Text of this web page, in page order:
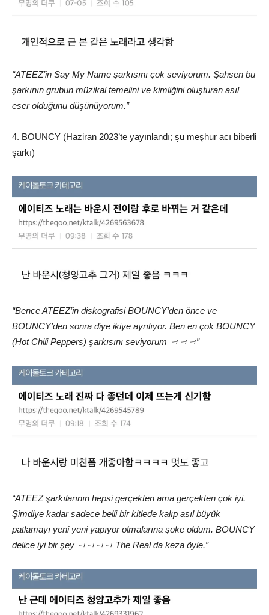
“ATEEZ’in Say My Name şarkısını çok seviyorum. Şahsen bu
şarkının grubun müzikal temelini ve kimliğini oluşturan asıl
eser olduğunu düşünüyorum.”
4. BOUNCY (Haziran 2023’te yayınlandı; şu meşhur acı biberli
şarkı)
“Bence ATEEZ’in diskografisi BOUNCY’den önce ve
BOUNCY’den sonra diye ikiye ayrılıyor. Ben en çok BOUNCY
(Hot Chili Peppers) şarkısını seviyorum ㅋㅋㅋ”
“ATEEZ şarkılarının hepsi gerçekten ama gerçekten çok iyi.
Şimdiye kadar sadece belli bir kitlede kalıp asıl büyük
patlamayı yeni yeni yapıyor olmalarına şoke oldum. BOUNCY
delice iyi bir şey ㅋㅋㅋㅋ The Real da keza öyle.”